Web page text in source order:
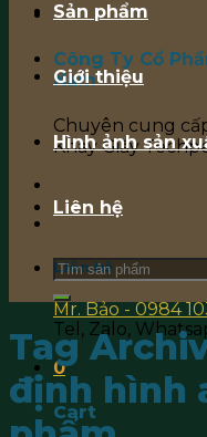
Công Ty Cổ
Nam
Chuyên cung
Khay Giấy
Liên hệ
Mr. Bảo - 0984
Tel, Zalo,
0
Cart
Sản phẩm
Giới thiệu
Hình ảnh sản
Liên hệ
Search
for:
Tag
định hình